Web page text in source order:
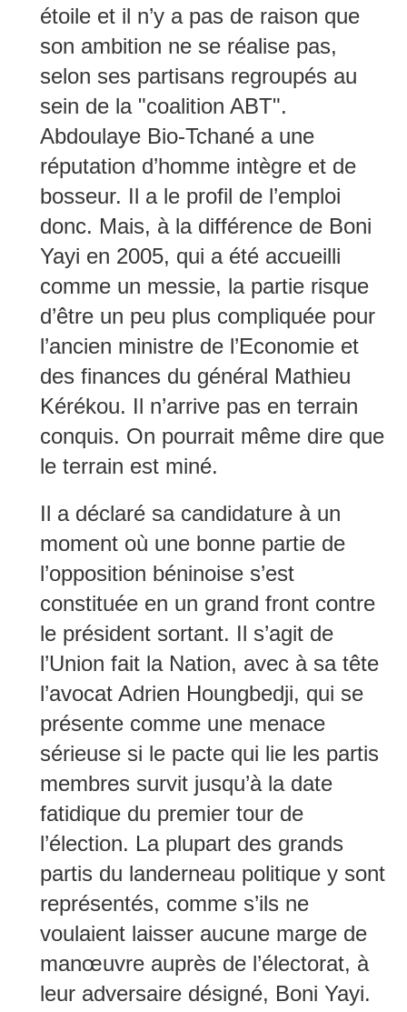
étoile et il n’y a pas de raison que
son ambition ne se réalise pas,
selon ses partisans regroupés au
sein de la "coalition ABT".
Abdoulaye Bio-Tchané a une
réputation d’homme intègre et de
bosseur. Il a le profil de l’emploi
donc. Mais, à la différence de Boni
Yayi en 2005, qui a été accueilli
comme un messie, la partie risque
d’être un peu plus compliquée pour
l’ancien ministre de l’Economie et
des finances du général Mathieu
Kérékou. Il n’arrive pas en terrain
conquis. On pourrait même dire que
le terrain est miné.
Il a déclaré sa candidature à un
moment où une bonne partie de
l’opposition béninoise s’est
constituée en un grand front contre
le président sortant. Il s’agit de
l’Union fait la Nation, avec à sa tête
l’avocat Adrien Houngbedji, qui se
présente comme une menace
sérieuse si le pacte qui lie les partis
membres survit jusqu’à la date
fatidique du premier tour de
l’élection. La plupart des grands
partis du landerneau politique y sont
représentés, comme s’ils ne
voulaient laisser aucune marge de
manœuvre auprès de l’électorat, à
leur adversaire désigné, Boni Yayi.